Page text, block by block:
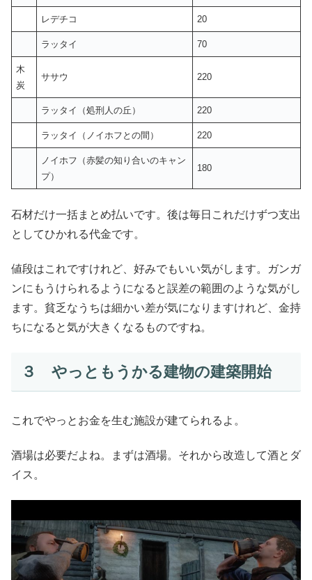
レデチコ 20
ラッタイ 70
木
炭
ササウ 220
ラッタイ（処刑人の丘） 220
ラッタイ（ノイホフとの間） 220
ノイホフ（赤髪の知り合いのキャン
プ）
180
石材だけ一括まとめ払いです。後は毎日これだけずつ支出
としてひかれる代金です。
値段はこれですけれど、好みでもいい気がします。ガンガ
ンにもうけられるようになると誤差の範囲のような気がし
ます。貧乏なうちは細かい差が気になりますけれど、金持
ちになると気が大きくなるものですね。
３ やっともうかる建物の建築開始
これでやっとお金を生む施設が建てられるよ。
酒場は必要だよね。まずは酒場。それから改造して酒とダ
イス。